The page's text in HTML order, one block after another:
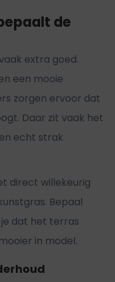
de
extra goed.
een mooie
zorgen ervoor dat
Daar zit vaak het
echt strak
direct willekeurig
Bepaal
dat het terras
in model.